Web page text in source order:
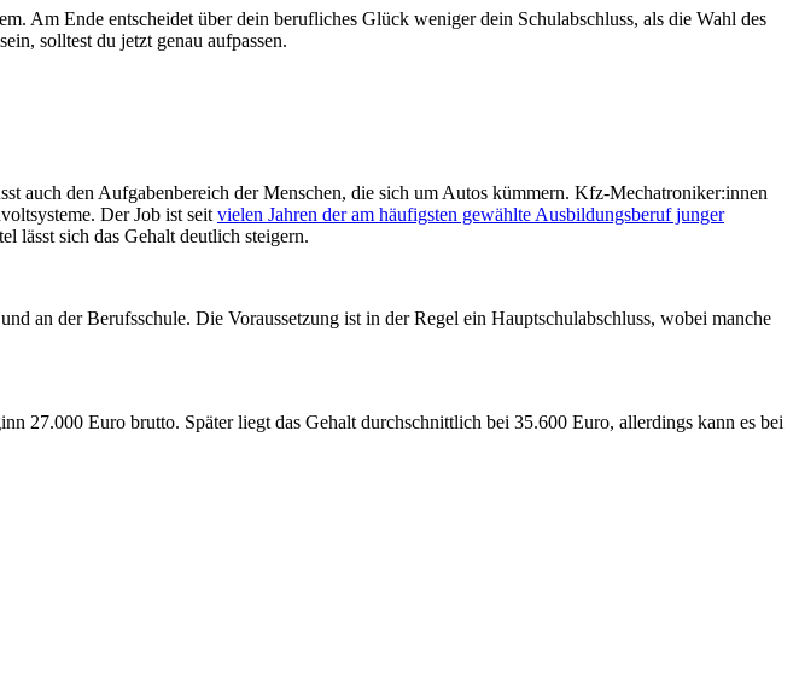
Am Ende entscheidet über dein berufliches Glück weniger dein Schulabschluss, als die Wahl des
solltest du jetzt genau aufpassen.
auch den Aufgabenbereich der Menschen, die sich um Autos kümmern. Kfz-Mechatroniker:innen
Der Job ist seit vielen Jahren der am häufigsten gewählte Ausbildungsberuf junger
lässt sich das Gehalt deutlich steigern.
an der Berufsschule. Die Voraussetzung ist in der Regel ein Hauptschulabschluss, wobei manche
27.000 Euro brutto. Später liegt das Gehalt durchschnittlich bei 35.600 Euro, allerdings kann es bei